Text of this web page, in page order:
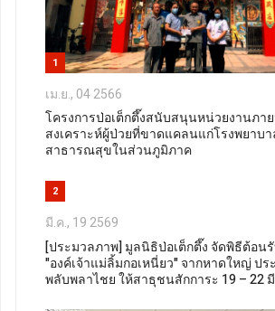
1
เม.ย., 04 2566
โครงการป่อเต็กตึ๊งสนับสนุนหน่วยงานภา
สงเคราะห์ผู้ป่วยที่ขาดแคลนแก่โรงพยาบ
สาธารณสุขในส่วนภูมิภาค
2
มี.ค., 19 2569
[ประมวลภาพ] มูลนิธิป่อเต็กตึ๊ง จัดพิธีต้อน
"องค์เจ้าแม่ลิ้มกอเหนี่ยว" จากหาดใหญ่ ป
พลับพลาไชย ให้สาธุชนสักการะ 19 – 22